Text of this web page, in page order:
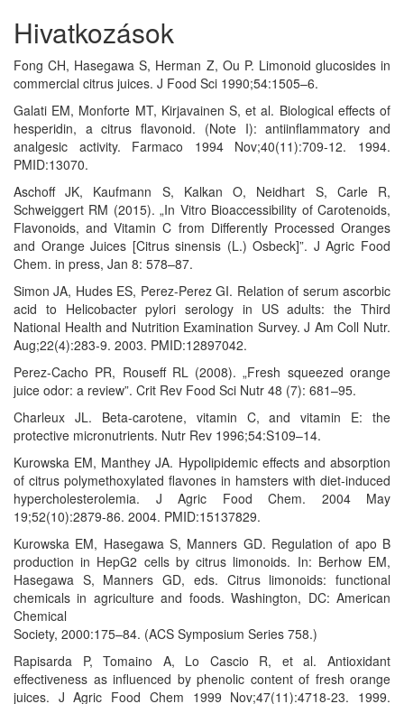
Hivatkozások
Fong CH, Hasegawa S, Herman Z, Ou P. Limonoid glucosides in
commercial citrus juices. J Food Sci 1990;54:1505–6.
Galati EM, Monforte MT, Kirjavainen S, et al. Biological effects of
hesperidin, a citrus flavonoid. (Note I): antiinflammatory and
analgesic activity. Farmaco 1994 Nov;40(11):709-12. 1994.
PMID:13070.
Aschoff JK, Kaufmann S, Kalkan O, Neidhart S, Carle R,
Schweiggert RM (2015). „In Vitro Bioaccessibility of Carotenoids,
Flavonoids, and Vitamin C from Differently Processed Oranges
and Orange Juices [Citrus sinensis (L.) Osbeck]”. J Agric Food
Chem. in press, Jan 8: 578–87.
Simon JA, Hudes ES, Perez-Perez GI. Relation of serum ascorbic
acid to Helicobacter pylori serology in US adults: the Third
National Health and Nutrition Examination Survey. J Am Coll Nutr.
Aug;22(4):283-9. 2003. PMID:12897042.
Perez-Cacho PR, Rouseff RL (2008). „Fresh squeezed orange
juice odor: a review”. Crit Rev Food Sci Nutr 48 (7): 681–95.
Charleux JL. Beta-carotene, vitamin C, and vitamin E: the
protective micronutrients. Nutr Rev 1996;54:S109–14.
Kurowska EM, Manthey JA. Hypolipidemic effects and absorption
of citrus polymethoxylated flavones in hamsters with diet-induced
hypercholesterolemia. J Agric Food Chem. 2004 May
19;52(10):2879-86. 2004. PMID:15137829.
Kurowska EM, Hasegawa S, Manners GD. Regulation of apo B
production in HepG2 cells by citrus limonoids. In: Berhow EM,
Hasegawa S, Manners GD, eds. Citrus limonoids: functional
chemicals in agriculture and foods. Washington, DC: American
Chemical
Society, 2000:175–84. (ACS Symposium Series 758.)
Rapisarda P, Tomaino A, Lo Cascio R, et al. Antioxidant
effectiveness as influenced by phenolic content of fresh orange
juices. J Agric Food Chem 1999 Nov;47(11):4718-23. 1999.